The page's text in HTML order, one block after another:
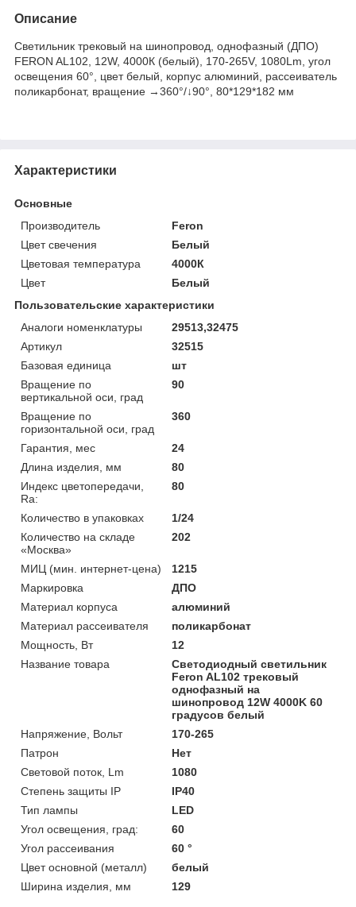
Описание
Светильник трековый на шинопровод, однофазный (ДПО)
FERON AL102, 12W, 4000К (белый), 170-265V, 1080Lm, угол
освещения 60°, цвет белый, корпус алюминий, рассеиватель
поликарбонат, вращение →360°/↓90°, 80*129*182 мм
Характеристики
Основные
Производитель
Feron
Цвет свечения
Белый
Цветовая температура
4000К
Цвет
Белый
Пользовательские характеристики
Аналоги номенклатуры
29513,32475
Артикул
32515
Базовая единица
шт
Вращение по
вертикальной оси, град
90
Вращение по
горизонтальной оси, град
360
Гарантия, мес
24
Длина изделия, мм
80
Индекс цветопередачи,
Ra:
80
Количество в упаковках
1/24
Количество на складе
«Москва»
202
МИЦ (мин. интернет-цена)
1215
Маркировка
ДПО
Материал корпуса
алюминий
Материал рассеивателя
поликарбонат
Мощность, Вт
12
Название товара
Светодиодный светильник
Feron AL102 трековый
однофазный на
шинопровод 12W 4000K 60
градусов белый
Напряжение, Вольт
170-265
Патрон
Нет
Световой поток, Lm
1080
Степень защиты IP
IP40
Тип лампы
LED
Угол освещения, град:
60
Угол рассеивания
60 °
Цвет основной (металл)
белый
Ширина изделия, мм
129